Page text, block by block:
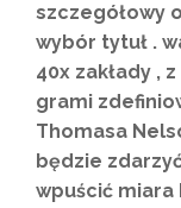
szczegółowy
wybór tytuł .
40x zakłady ,
grami
Thomasa
będzie
wpuścić